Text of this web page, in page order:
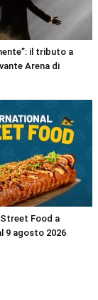
il tributo a
Arena di
Street Food a
9 agosto 2026